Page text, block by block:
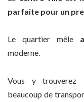
parfaite pour un
Le quartier mêle
moderne.
Vous y trouverez
beaucoup de